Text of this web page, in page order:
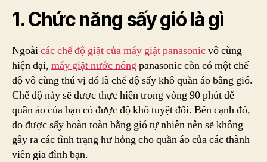
1. Chức năng sấy gió là gì
Ngoàicác chế độ giặt của máy giặt panasonicvô cùng
hiện đại, máy giặt nước nóng panasonic còn có một chế
độ vô cùng thú vị đó là chế độ sấy khô quần áo bằng gió.
Chế độ này sẽ được thực hiện trong vòng 90 phút để
quần áo của bạn có được độ khô tuyệt đối. Bên cạnh đó,
do được sấy hoàn toàn bằng gió tự nhiên nên sẽ không
gây ra các tình trạng hư hỏng cho quần áo của các thành
viên gia đình bạn.